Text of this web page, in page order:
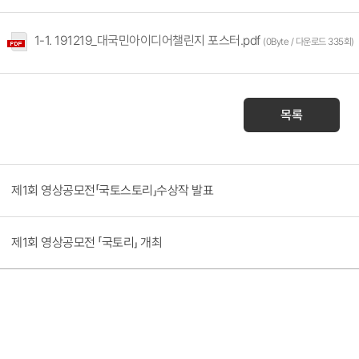
1-1. 191219_대국민아이디어챌린지 포스터.pdf (0Byte / 다운로드 335회)
목록
제1회 영상공모전「국토스토리」수상작 발표
제1회 영상공모전 「국토리」 개최